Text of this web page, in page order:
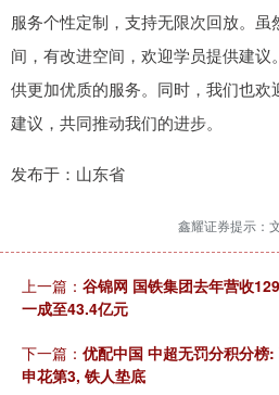
服务个性定制，支持无限次回放。
间，有改进空间，欢迎学员提供建
供更加优质的服务。同时，我们也
建议，共同推动我们的进步。
发布于：山东省
鑫耀证券提示：
上一篇： 谷锦网 国铁集团去年营收
一成至43.4亿元
下一篇： 优配中国 中超无罚分积分榜
申花第3, 铁人垫底